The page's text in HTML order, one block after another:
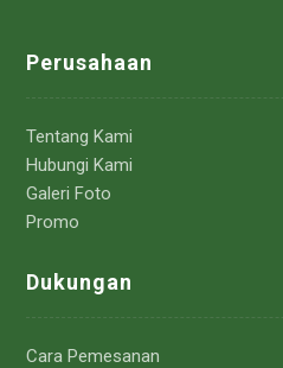
Perusahaan
Tentang Kami
Hubungi Kami
Galeri Foto
Promo
Dukungan
Cara Pemesanan